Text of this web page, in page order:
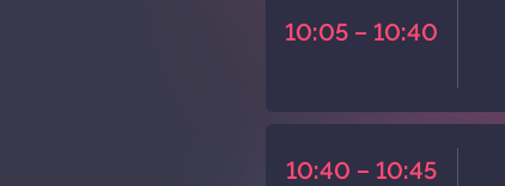
10:05 – 10:40
10:40 – 10:45